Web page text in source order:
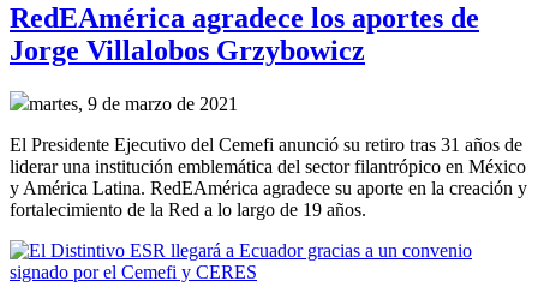
RedEAmérica agradece los aportes de
Jorge Villalobos Grzybowicz
martes, 9 de marzo de 2021
El Presidente Ejecutivo del Cemefi anunció su retiro tras 31 años de
liderar una institución emblemática del sector filantrópico en México
y América Latina. RedEAmérica agradece su aporte en la creación y
fortalecimiento de la Red a lo largo de 19 años.